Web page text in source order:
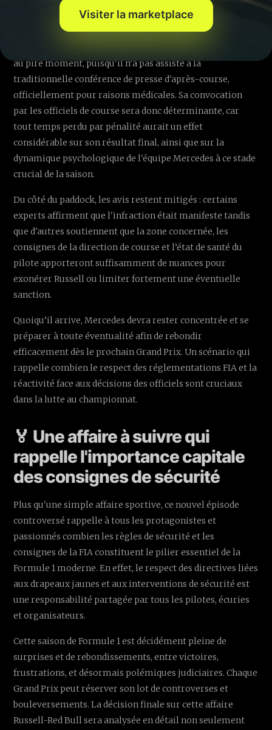
Si les commissaires FIA décident d'infliger une sanction
au pilote Mercedes, le paysage du championnat pourrait
au pire moment, puisqu'il n’a pas assisté à la
traditionnelle conférence de presse d'après-course,
officiellement pour raisons médicales. Sa convocation
par les officiels de course sera donc déterminante, car
tout temps perdu par pénalité aurait un effet
considérable sur son résultat final, ainsi que sur la
dynamique psychologique de l'équipe Mercedes à ce stade
crucial de la saison.
Du côté du paddock, les avis restent mitigés : certains
experts affirment que l'infraction était manifeste tandis
que d'autres soutiennent que la zone concernée, les
consignes de la direction de course et l’état de santé du
pilote apporteront suffisamment de nuances pour
exonérer Russell ou limiter fortement une éventuelle
sanction.
Quoiqu’il arrive, Mercedes devra rester concentrée et se
préparer à toute éventualité afin de rebondir
efficacement dès le prochain Grand Prix. Un scénario qui
rappelle combien le respect des réglementations FIA et la
réactivité face aux décisions des officiels sont cruciaux
dans la lutte au championnat.
🏅 Une affaire à suivre qui
rappelle l'importance capitale
des consignes de sécurité
Plus qu'une simple affaire sportive, ce nouvel épisode
controversé rappelle à tous les protagonistes et
passionnés combien les règles de sécurité et les
consignes de la FIA constituent le pilier essentiel de la
Formule 1 moderne. En effet, le respect des directives liées
aux drapeaux jaunes et aux interventions de sécurité est
une responsabilité partagée par tous les pilotes, écuries
et organisateurs.
Cette saison de Formule 1 est décidément pleine de
surprises et de rebondissements, entre victoires,
frustrations, et désormais polémiques judiciaires. Chaque
Grand Prix peut réserver son lot de controverses et
bouleversements. La décision finale sur cette affaire
Russell-Red Bull sera analysée en détail non seulement
Visiter la marketplace